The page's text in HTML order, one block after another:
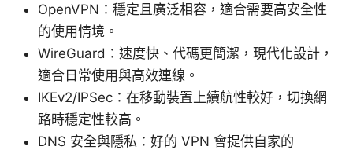
OpenVPN：穩定且廣泛相容，適合需要高安全性
的使用情境。
WireGuard：速度快、代碼更簡潔，現代化設計，
適合日常使用與高效連線。
IKEv2/IPSec：在移動裝置上續航性較好，切換網
路時穩定性較高。
DNS 安全與隱私：好的 VPN 會提供自家的